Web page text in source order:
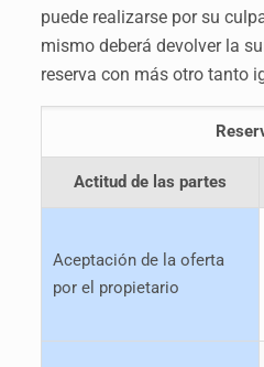
puede realizarse por su
mismo deberá devolver la
reserva con más otro tanto
Actitud de las partes
Aceptación de la oferta
por el propietario